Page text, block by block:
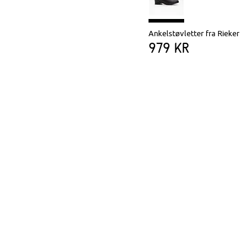
Ankelstøvletter fra Rieker
979 kr